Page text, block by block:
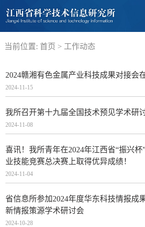
当前位置: 首页 > 工作动态
2024赣湘有色金属产业科技成果对接会
2024-11-15
我所召开第十九届全国技术预见学术研
2024-11-08
喜讯！我所青年在2024年江西省“振兴
业技能竞赛总决赛上取得优异成绩！
2024-11-04
省信息所参加2024年度华东科技情报成
新情报策源学术研讨会
2024-10-28